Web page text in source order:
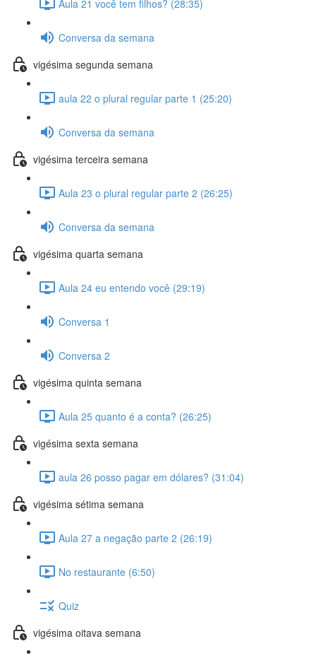
Aula 21 você tem filhos? (28:35)
Conversa da semana
vigésima segunda semana
aula 22 o plural regular parte 1 (25:20)
Conversa da semana
vigésima terceira semana
Aula 23 o plural regular parte 2 (26:25)
Conversa da semana
vigésima quarta semana
Aula 24 eu entendo você (29:19)
Conversa 1
Conversa 2
vigésima quinta semana
Aula 25 quanto é a conta? (26:25)
vigésima sexta semana
aula 26 posso pagar em dólares? (31:04)
vigésima sétima semana
Aula 27 a negação parte 2 (26:19)
No restaurante (6:50)
Quiz
vigésima oitava semana